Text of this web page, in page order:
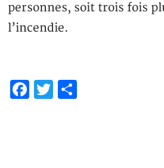
personnes, soit trois fois
l’incendie.
Facebook
Twitter